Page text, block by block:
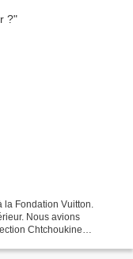
la Fondation Vuitton.
Chtchoukine